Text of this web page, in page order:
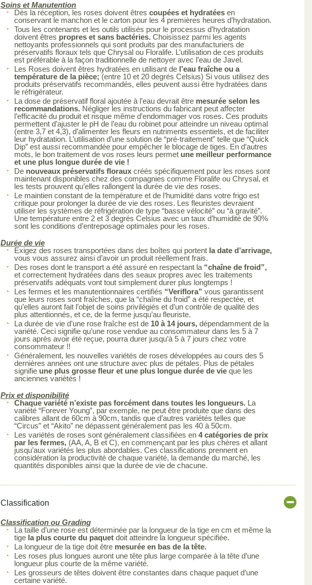
Soins et Manutention
Dès la réception, les roses doivent êtrescoupées et hydratées en
conservant le manchon et le carton pour les 4 premières heures d’hydratation.
Tous les contenants et les outils utilisés pour le processus d’hydratation
doivent êtres propres et sans bactéries. Choisissez parmi les agents
nettoyants professionnels qui sont produits par des manufacturiers de
préservatifs floraux tels que Chrysal ou Floralife. L’utilisation de ces produits
est préférable à la façon traditionnelle de nettoyer avec l’eau de Javel.
Les Roses doivent êtres hydratées en utilisant de l’eau fraîche ou a
température de la pièce; (entre 10 et 20 degrés Celsius) Si vous utilisez des
produits préservatifs recommandés, elles peuvent aussi être hydratées dans
le réfrigérateur.
La dose de préservatif floral ajoutée à l’eau devrait être mesurée selon les
recommandations. Négliger les instructions du fabricant peut affecter
l’efficacité du produit et risque même d’endommager vos roses. Ces produits
permettent d’ajuster le pH de l’eau du robinet pour atteindre un niveau optimal
(entre 3,7 et 4,3), d’alimenter les fleurs en nutriments essentiels, et de faciliter
leur hydratation. L’utilisation d’une solution de “pré-traitement” telle que “Quick
Dip” est aussi recommandée pour empêcher le blocage de tiges. En d’autres
mots, le bon traitement de vos roses leurs permet une meilleur performance
et une plus longue durée de vie !
De nouveaux préservatifs floraux créés spécifiquement pour les roses sont
maintenant disponibles chez des compagnies comme Floralife ou Chrysal, et
les tests prouvent qu’elles rallongent la durée de vie des roses.
Le maintien constant de la température et de l’humidité dans votre frigo est
critique pour prolonger la durée de vie des roses. Les fleuristes devraient
utiliser les systèmes de réfrigération de type “basse vélocité” ou “à gravité”.
Une température entre 2 et 3 degrés Celsius avec un taux d’humidité de 90%
sont les conditions d’entreposage optimales pour les roses.
Durée de vie
Exigez des roses transportées dans des boîtes qui portent la date d’arrivage,
vous vous assurez ainsi d’avoir un produit réellement frais.
Des roses dont le transport a été assuré en respectant la “chaîne de froid”,
et correctement hydratées dans des seaux propres avec les traitements
préservatifs adéquats vont tout simplement durer plus longtemps !
Les fermes et les manutentionnaires certifiés “Veriflora” vous garantissent
que leurs roses sont fraîches, que la “chaîne du froid” a été respectée, et
qu’elles auront fait l’objet de soins privilégiés et d’un contrôle de qualité des
plus attentionnés, et ce, de la ferme jusqu’au fleuriste.
La durée de vie d’une rose fraîche est de 10 à 14 jours, dépendamment de la
variété. Ceci signifie qu’une rose vendue au consommateur dans les 5 à 7
jours après avoir été reçue, pourra durer jusqu’à 5 à 7 jours chez votre
consommateur !!
Généralement, les nouvelles variétés de roses développées au cours des 5
dernières années ont une structure avec plus de pétales. Plus de pétales
signifie une plus grosse fleur et une plus longue durée de vie que les
anciennes variétés !
Prix et disponibilité
Chaque variété n’existe pas forcément dans toutes les longueurs. La
variété “Forever Young”, par exemple, ne peut être produite que dans des
calibres allant de 60cm à 90cm, tandis que d’autres variétés telles que
“Circus” et “Akito” ne dépassent généralement pas les 40 à 50cm.
Les variétés de roses sont généralement classifiées en4 catégories de prix
par les fermes, (AA, A, B et C), en commençant par les plus chères et allant
jusqu’aux variétés les plus abordables. Ces classifications prennent en
considération la productivité de chaque variété, la demande du marché, les
quantités disponibles ainsi que la durée de vie de chacune.
Classification
Classification ou Grading
La taille d’une rose est déterminée par la longueur de la tige en cm et même la
tige la plus courte du paquet doit atteindre la longueur spécifiée.
La longueur de la tige doit être mesurée en bas de la tête.
Les roses plus longues auront une tête plus large comparée à la tête d’une
longueur plus courte de la même variété.
Les grosseurs de têtes doivent être constantes dans chaque paquet d’une
certaine variété.